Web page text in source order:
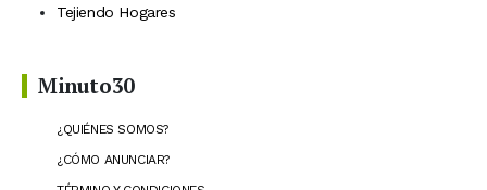
Tejiendo Hogares
Minuto30
¿QUIÉNES SOMOS?
¿CÓMO ANUNCIAR?